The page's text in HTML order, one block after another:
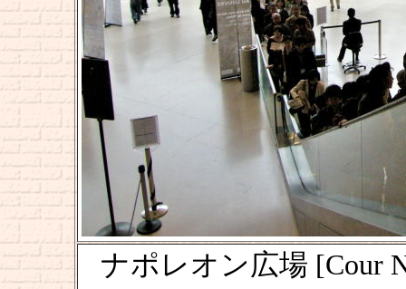
ナポレオン広場 [Cour